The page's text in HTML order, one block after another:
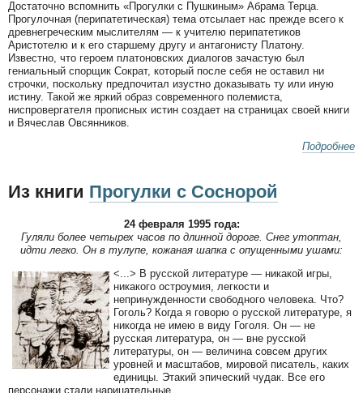
Достаточно вспомнить «Прогулки с Пушкиным» Абрама Терца.
Прогулочная (перипатетическая) тема отсылает нас прежде всего к
древнегреческим мыслителям — к учителю перипатетиков
Аристотелю и к его старшему другу и антагонисту Платону.
Известно, что героем платоновских диалогов зачастую был
гениальный спорщик Сократ, который после себя не оставил ни
строчки, поскольку предпочитал изустно доказывать ту или иную
истину. Такой же яркий образ современного полемиста,
ниспровергателя прописных истин создает на страницах своей книги
и Вячеслав Овсянников.
Подробнее
Из книги Прогулки с Соснорой
24 февраля 1995 года:
Гуляли более четырех часов по длинной дороге. Снег утоптан,
идти легко. Он в тулупе, кожаная шапка с опущенными ушами:
<...> В русской литературе — никакой игры,
никакого остроумия, легкости и
непринужденности свободного человека. Что?
Гоголь? Когда я говорю о русской литературе, я
никогда не имею в виду Гоголя. Он — не
русская литература, он — вне русской
литературы, он — величина совсем других
уровней и масштабов, мировой писатель, каких
единицы. Этакий эпический чудак. Все его
персонажи стали нарицательные.